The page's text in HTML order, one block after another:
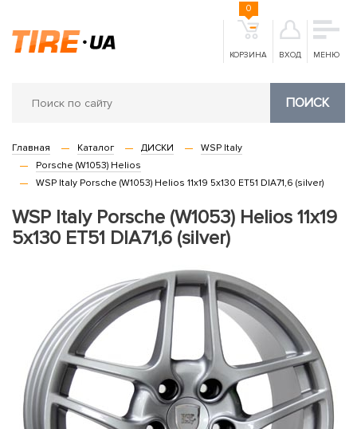
КОРЗИНА
0
ВХОД МЕНЮ
ПОИСК
Главная Каталог ДИСКИ
WSP Italy
Porsche (W1053) Helios
WSP Italy Porsche (W1053) Helios 11x19 5x130 ET51 DIA71,6 (silver)
WSP Italy Porsche (W1053) Helios 11x19
5x130 ET51 DIA71,6 (silver)